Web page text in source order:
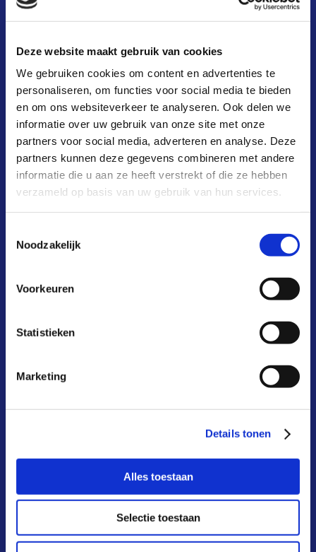
Deze website maakt gebruik van cookies
We gebruiken cookies om content en advertenties te
personaliseren, om functies voor social media te bieden
en om ons websiteverkeer te analyseren. Ook delen we
informatie over uw gebruik van onze site met onze
partners voor social media, adverteren en analyse. Deze
partners kunnen deze gegevens combineren met andere
informatie die u aan ze heeft verstrekt of die ze hebben
verzameld op basis van uw gebruik van hun services.
Noodzakelijk
Voorkeuren
Statistieken
Marketing
Details tonen
Alles toestaan
Selectie toestaan
kosten & baten
aansluiten
deelnemers
infoportaal
over ons
actueel
FAQ
schrijf je in voor onze nieuwsbrief